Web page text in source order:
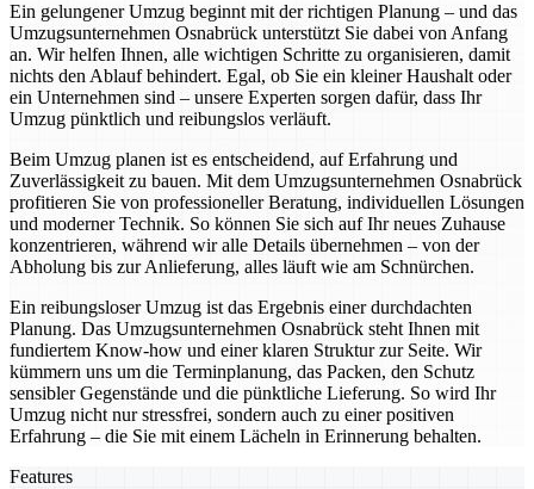
Ein gelungener Umzug beginnt mit der richtigen Planung – und das
Umzugsunternehmen Osnabrück unterstützt Sie dabei von Anfang
an. Wir helfen Ihnen, alle wichtigen Schritte zu organisieren, damit
nichts den Ablauf behindert. Egal, ob Sie ein kleiner Haushalt oder
ein Unternehmen sind – unsere Experten sorgen dafür, dass Ihr
Umzug pünktlich und reibungslos verläuft.
Beim Umzug planen ist es entscheidend, auf Erfahrung und
Zuverlässigkeit zu bauen. Mit dem Umzugsunternehmen Osnabrück
profitieren Sie von professioneller Beratung, individuellen Lösungen
und moderner Technik. So können Sie sich auf Ihr neues Zuhause
konzentrieren, während wir alle Details übernehmen – von der
Abholung bis zur Anlieferung, alles läuft wie am Schnürchen.
Ein reibungsloser Umzug ist das Ergebnis einer durchdachten
Planung. Das Umzugsunternehmen Osnabrück steht Ihnen mit
fundiertem Know-how und einer klaren Struktur zur Seite. Wir
kümmern uns um die Terminplanung, das Packen, den Schutz
sensibler Gegenstände und die pünktliche Lieferung. So wird Ihr
Umzug nicht nur stressfrei, sondern auch zu einer positiven
Erfahrung – die Sie mit einem Lächeln in Erinnerung behalten.
Features